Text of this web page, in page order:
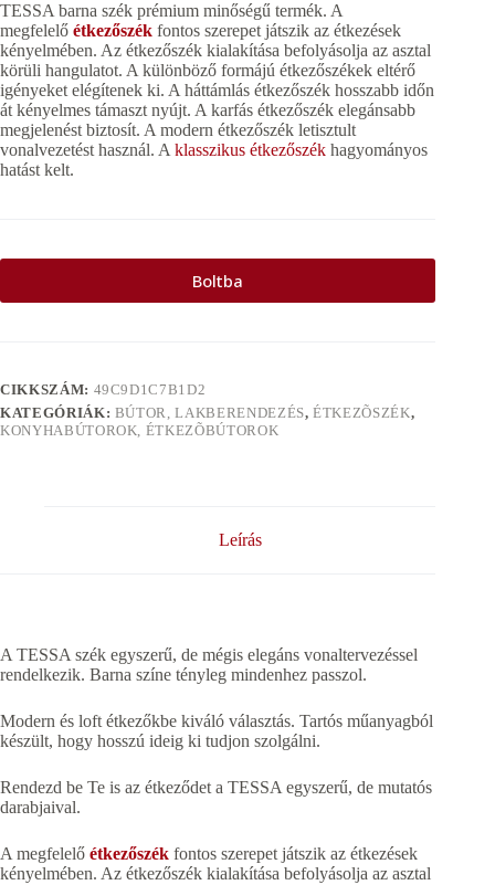
TESSA barna szék prémium minőségű termék. A
megfelelő étkezőszék fontos szerepet játszik az étkezések
kényelmében. Az étkezőszék kialakítása befolyásolja az asztal
körüli hangulatot. A különböző formájú étkezőszékek eltérő
igényeket elégítenek ki. A háttámlás étkezőszék hosszabb időn
át kényelmes támaszt nyújt. A karfás étkezőszék elegánsabb
megjelenést biztosít. A modern étkezőszék letisztult
vonalvezetést használ. A klasszikus étkezőszék hagyományos
hatást kelt.
Boltba
CIKKSZÁM: 49C9D1C7B1D2
KATEGÓRIÁK: BÚTOR, LAKBERENDEZÉS,ÉTKEZÕSZÉK,
KONYHABÚTOROK, ÉTKEZÕBÚTOROK
Leírás
A TESSA szék egyszerű, de mégis elegáns vonaltervezéssel
rendelkezik. Barna színe tényleg mindenhez passzol.
Modern és loft étkezőkbe kiváló választás. Tartós műanyagból
készült, hogy hosszú ideig ki tudjon szolgálni.
Rendezd be Te is az étkeződet a TESSA egyszerű, de mutatós
darabjaival.
A megfelelő étkezőszék fontos szerepet játszik az étkezések
kényelmében. Az étkezőszék kialakítása befolyásolja az asztal